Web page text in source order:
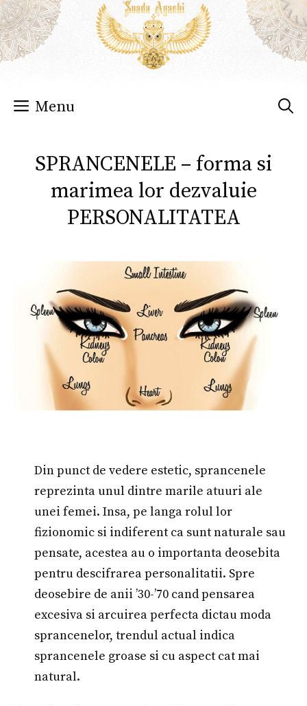
Sari
la
conținut
Menu
SPRANCENELE – forma si
marimea lor dezvaluie
PERSONALITATEA
Din punct de vedere estetic, sprancenele
reprezinta unul dintre marile atuuri ale
unei femei. Insa, pe langa rolul lor
fizionomic si indiferent ca sunt naturale sau
pensate, acestea au o importanta deosebita
pentru descifrarea personalitatii. Spre
deosebire de anii ’30-’70 cand pensarea
excesiva si arcuirea perfecta dictau moda
sprancenelor, trendul actual indica
sprancenele groase si cu aspect cat mai
natural.